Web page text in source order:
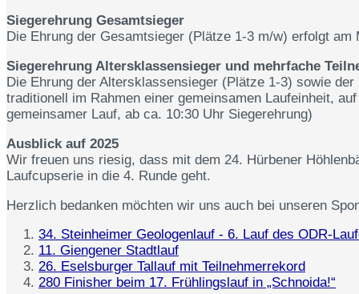
Siegerehrung Gesamtsieger
Die Ehrung der Gesamtsieger (Plätze 1-3 m/w) erfolgt
Siegerehrung Altersklassensieger und mehrfache
Die Ehrung der Altersklassensieger (Plätze 1-3) sowie
traditionell im Rahmen einer gemeinsamen Laufeinheit,
gemeinsamer Lauf, ab ca. 10:30 Uhr Siegerehrung)
Ausblick auf 2025
Wir freuen uns riesig, dass mit dem 24. Hürbener
Laufcupserie in die 4. Runde geht.
Herzlich bedanken möchten wir uns auch bei unseren
34. Steinheimer Geologenlauf - 6. Lauf des ODR-
11. Giengener Stadtlauf
26. Eselsburger Tallauf mit Teilnehmerrekord
280 Finisher beim 17. Frühlingslauf in „Schnoida!“